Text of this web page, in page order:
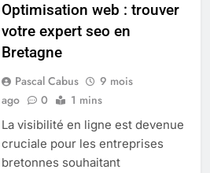
Optimisation web : trouver
votre expert seo en
Bretagne
Pascal Cabus
9 mois
ago
0 1 mins
La visibilité en ligne est devenue
cruciale pour les entreprises
bretonnes souhaitant
Les secrets révélés pour une
peau éclatante grâce à The
Ordinary
SANTÉ